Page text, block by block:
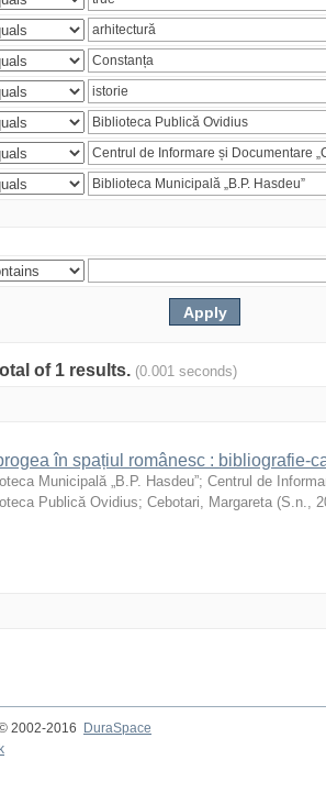
of 1 results. (0.001 seconds)
în spațiul românesc : bibliografie-
Municipală „B.P. Hasdeu”; Centrul de
Publică Ovidius; Cebotari, Margareta (S.n.,
2002-2016
DuraSpace